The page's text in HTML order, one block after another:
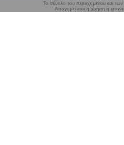
Το σύνολο του περιεχομένου και
Απαγορεύεται η χρήση ή